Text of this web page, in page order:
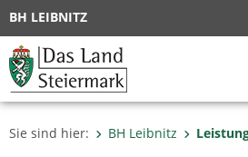
BH LEIBNITZ
Sie sind hier: BH Leibnitz